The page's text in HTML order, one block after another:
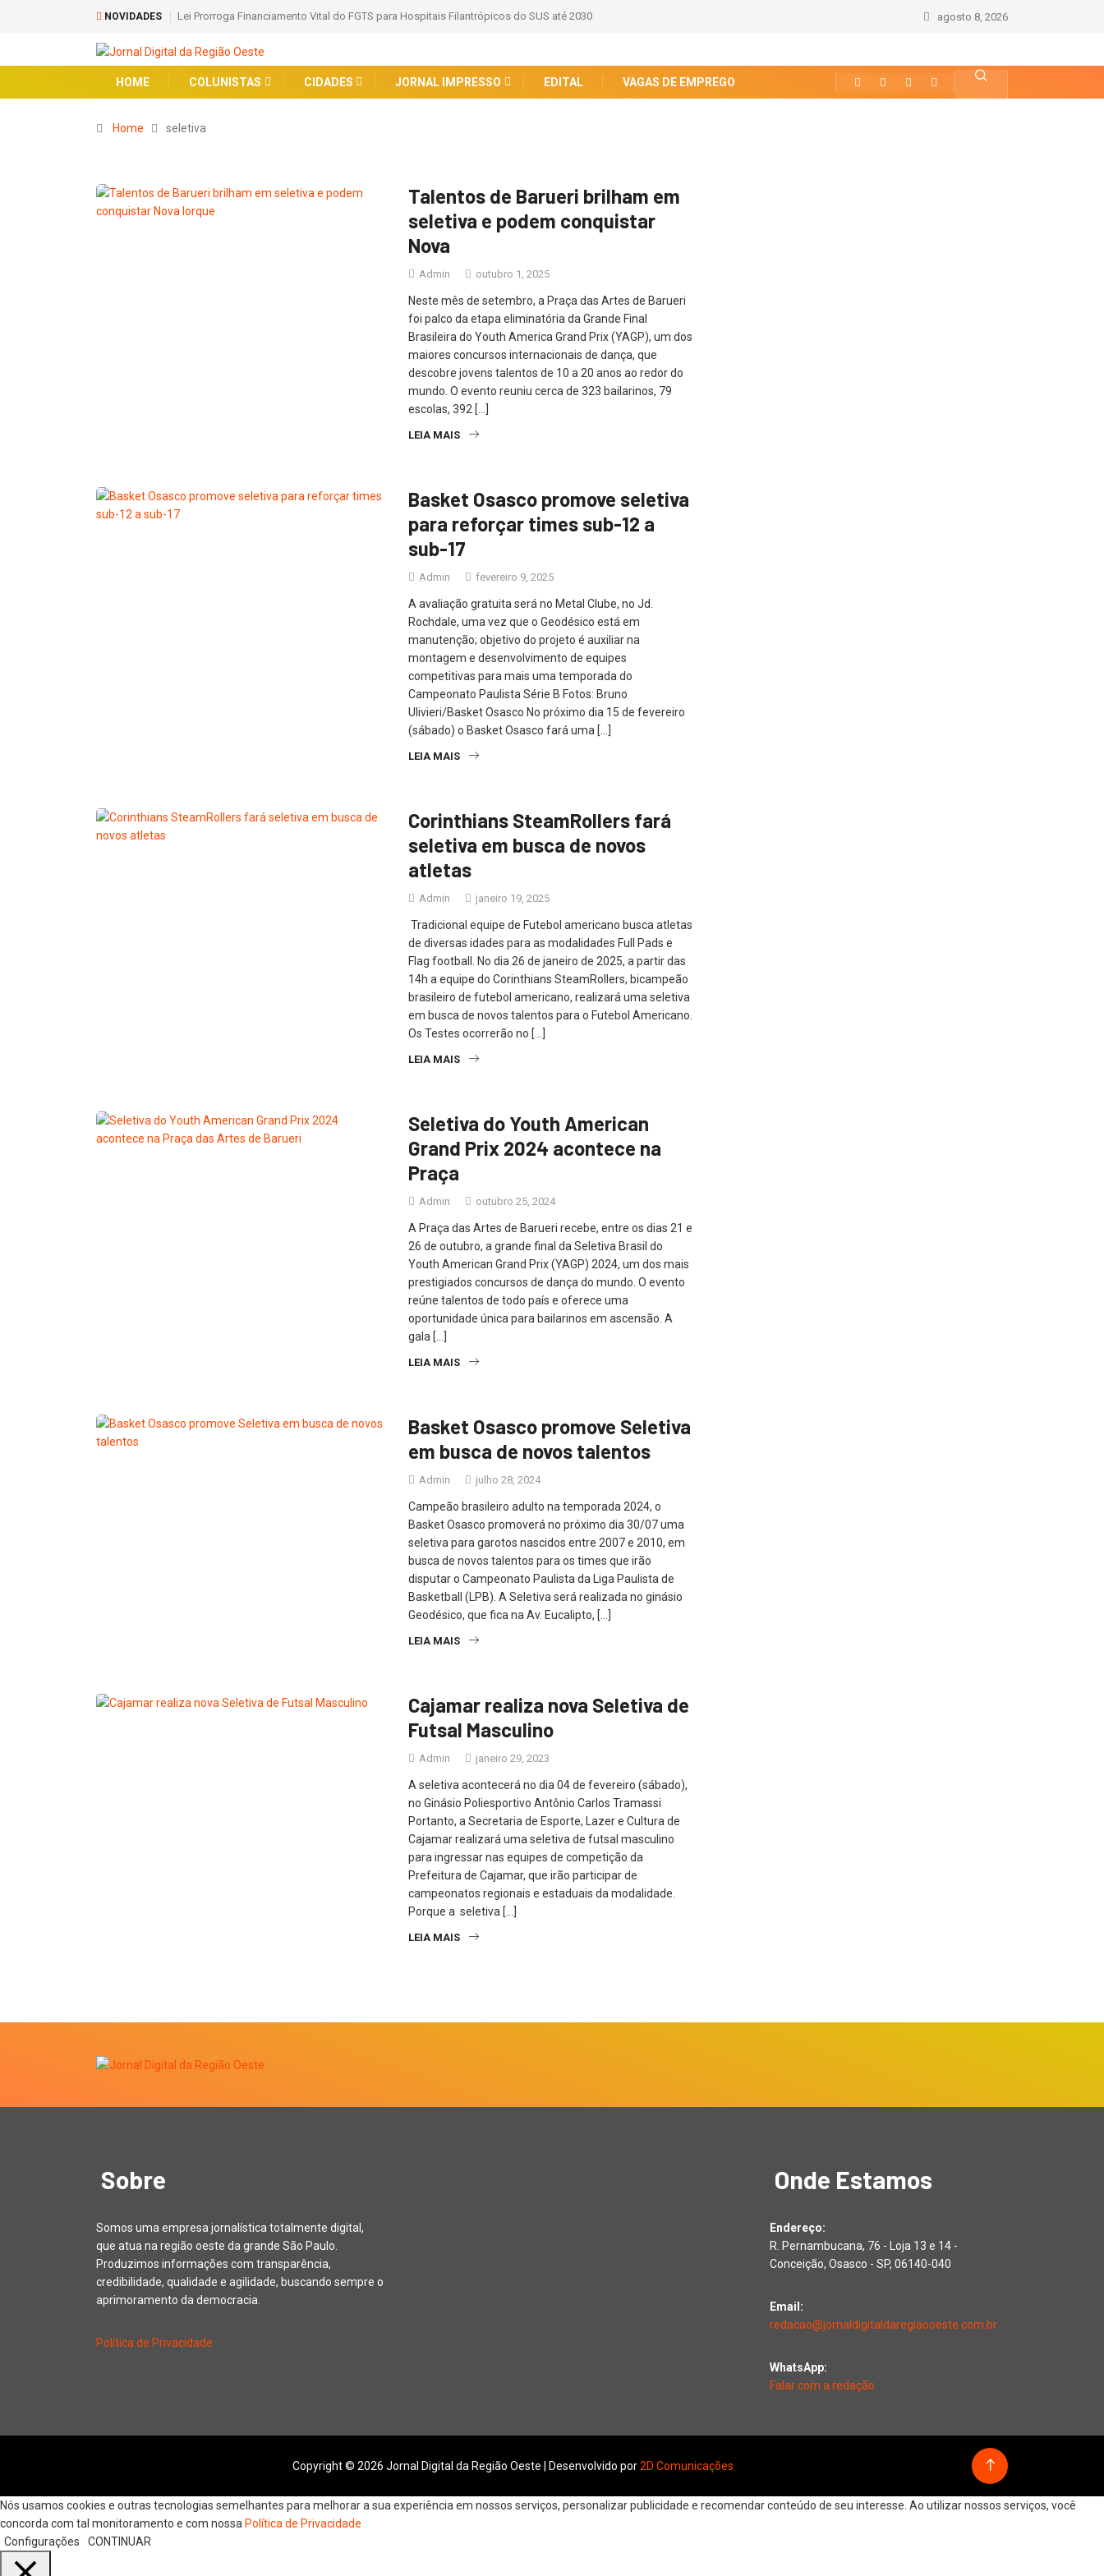
NOVIDADES Lei Prorroga Financiamento Vital do FGTS para Hospitais Filantrópicos do SUS até 2030 agosto 8, 2026
HOME COLUNISTAS CIDADES JORNAL IMPRESSO EDITAL VAGAS DE EMPREGO
Home seletiva
Talentos de Barueri brilham em
seletiva e podem conquistar
Nova
Admin outubro 1, 2025
Neste mês de setembro, a Praça das Artes de Barueri
foi palco da etapa eliminatória da Grande Final
Brasileira do Youth America Grand Prix (YAGP), um dos
maiores concursos internacionais de dança, que
descobre jovens talentos de 10 a 20 anos ao redor do
mundo. O evento reuniu cerca de 323 bailarinos, 79
escolas, 392 […]
LEIA MAIS
Basket Osasco promove seletiva
para reforçar times sub-12 a
sub-17
Admin fevereiro 9, 2025
A avaliação gratuita será no Metal Clube, no Jd.
Rochdale, uma vez que o Geodésico está em
manutenção; objetivo do projeto é auxiliar na
montagem e desenvolvimento de equipes
competitivas para mais uma temporada do
Campeonato Paulista Série B Fotos: Bruno
Ulivieri/Basket Osasco No próximo dia 15 de fevereiro
(sábado) o Basket Osasco fará uma […]
LEIA MAIS
Corinthians SteamRollers fará
seletiva em busca de novos
atletas
Admin janeiro 19, 2025
Tradicional equipe de Futebol americano busca atletas
de diversas idades para as modalidades Full Pads e
Flag football. No dia 26 de janeiro de 2025, a partir das
14h a equipe do Corinthians SteamRollers, bicampeão
brasileiro de futebol americano, realizará uma seletiva
em busca de novos talentos para o Futebol Americano.
Os Testes ocorrerão no […]
LEIA MAIS
Seletiva do Youth American
Grand Prix 2024 acontece na
Praça
Admin outubro 25, 2024
A Praça das Artes de Barueri recebe, entre os dias 21 e
26 de outubro, a grande final da Seletiva Brasil do
Youth American Grand Prix (YAGP) 2024, um dos mais
prestigiados concursos de dança do mundo. O evento
reúne talentos de todo país e oferece uma
oportunidade única para bailarinos em ascensão. A
gala […]
LEIA MAIS
Basket Osasco promove Seletiva
em busca de novos talentos
Admin julho 28, 2024
Campeão brasileiro adulto na temporada 2024, o
Basket Osasco promoverá no próximo dia 30/07 uma
seletiva para garotos nascidos entre 2007 e 2010, em
busca de novos talentos para os times que irão
disputar o Campeonato Paulista da Liga Paulista de
Basketball (LPB). A Seletiva será realizada no ginásio
Geodésico, que fica na Av. Eucalipto, […]
LEIA MAIS
Cajamar realiza nova Seletiva de
Futsal Masculino
Admin janeiro 29, 2023
A seletiva acontecerá no dia 04 de fevereiro (sábado),
no Ginásio Poliesportivo Antônio Carlos Tramassi
Portanto, a Secretaria de Esporte, Lazer e Cultura de
Cajamar realizará uma seletiva de futsal masculino
para ingressar nas equipes de competição da
Prefeitura de Cajamar, que irão participar de
campeonatos regionais e estaduais da modalidade.
Porque a seletiva […]
LEIA MAIS
Sobre
Somos uma empresa jornalística totalmente digital,
que atua na região oeste da grande São Paulo.
Produzimos informações com transparência,
credibilidade, qualidade e agilidade, buscando sempre o
aprimoramento da democracia.
Política de Privacidade
Onde Estamos
Endereço:
R. Pernambucana, 76 - Loja 13 e 14 -
Conceição, Osasco - SP, 06140-040
Email:
redacao@jornaldigitaldaregiaooeste.com.br
WhatsApp:
Falar com a redação
Copyright © 2026 Jornal Digital da Região Oeste | Desenvolvido por2D Comunicações
Nós usamos cookies e outras tecnologias semelhantes para melhorar a sua experiência em nossos serviços, personalizar publicidade e recomendar conteúdo de seu interesse. Ao utilizar nossos serviços, você
concorda com tal monitoramento e com nossa Política de Privacidade
Configurações
CONTINUAR